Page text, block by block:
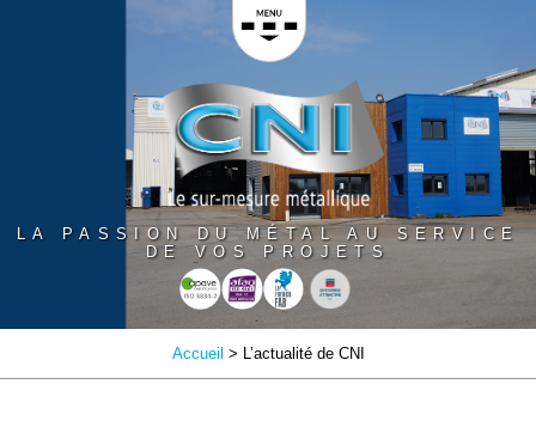
Panneau de gestion des cookies
LA PASSION DU MÉTAL AU SERVICE
DE VOS PROJETS
Accueil > L’actualité de CNI